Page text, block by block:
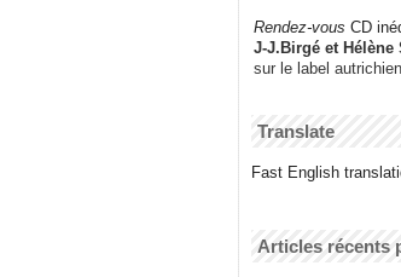
Rendez-vous CD
J-J.Birgé et Hélène
sur le label
Translate
Fast English
Articles récents